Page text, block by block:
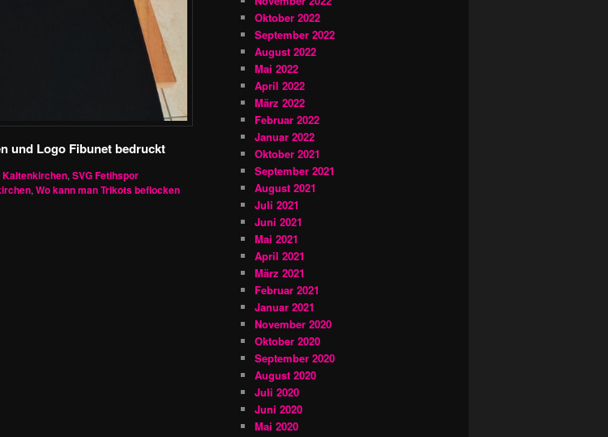
und Logo Fibunet bedruckt
Kaltenkirchen, SVG Fetihspor
, Wo kann man Trikots beflocken
Oktober 2022
September 2022
August 2022
Mai 2022
April 2022
März 2022
Februar 2022
Januar 2022
Oktober 2021
September 2021
August 2021
Juli 2021
Juni 2021
Mai 2021
April 2021
März 2021
Februar 2021
Januar 2021
November 2020
Oktober 2020
September 2020
August 2020
Juli 2020
Juni 2020
Mai 2020